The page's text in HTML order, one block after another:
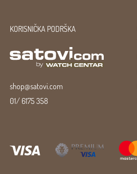
KORISNIČKA PODRŠKA
shop@satovi.com
01/ 6175 358